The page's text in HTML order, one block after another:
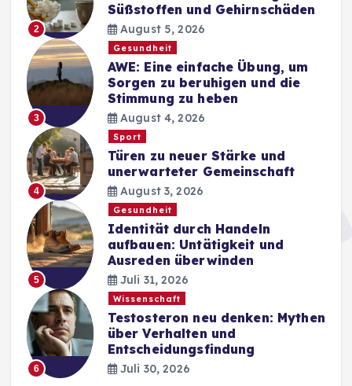
2
Süßstoffen und Gehirnschäden
August 5, 2026
3
Gesundheit
AWE: Eine einfache Übung, um
Sorgen zu beruhigen und die
Stimmung zu heben
August 4, 2026
4
Sport
Türen zu neuer Stärke und
unerwarteter Gemeinschaft
August 3, 2026
5
Gesundheit
Identität durch Handeln
aufbauen: Untätigkeit und
Ausreden überwinden
Juli 31, 2026
6
Wissenschaft
Testosteron neu denken: Mythen
über Verhalten und
Entscheidungsfindung
Juli 30, 2026